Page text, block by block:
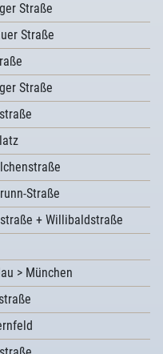
Straße
Straße
Straße
Straße
+ Willibaldstraße
> München